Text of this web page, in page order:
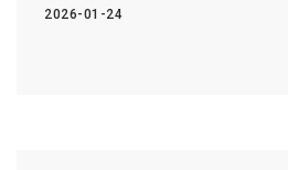
2026-01-24